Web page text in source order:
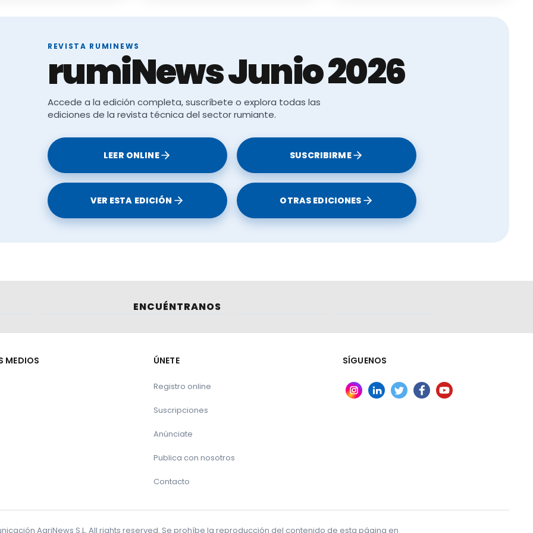
REVISTA RUMINEWS
rumiNews Junio 2026
Accede a la edición completa, suscríbete o explora todas las
ediciones de la revista técnica del sector rumiante.
LEER ONLINE SUSCRIBIRME
VER ESTA EDICIÓN OTRAS EDICIONES
ENCUÉNTRANOS
MEDIOS ÚNETE
Registro online
Suscripciones
Anúnciate
Publica con nosotros
Contacto
SÍGUENOS
AgriNews S.L. All rights reserved. Se prohíbe la reproducción del contenido de esta página en